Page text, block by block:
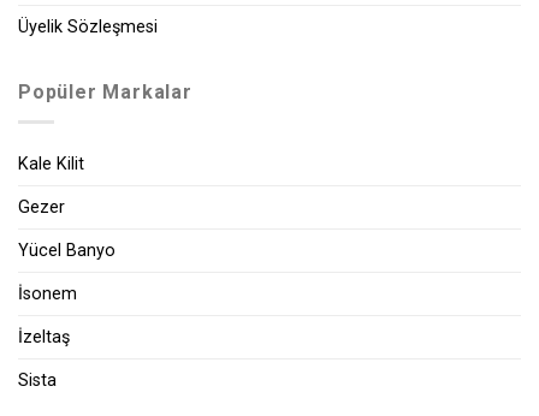
Üyelik Sözleşmesi
Popüler Markalar
Kale Kilit
Gezer
Yücel Banyo
İsonem
İzeltaş
Sista